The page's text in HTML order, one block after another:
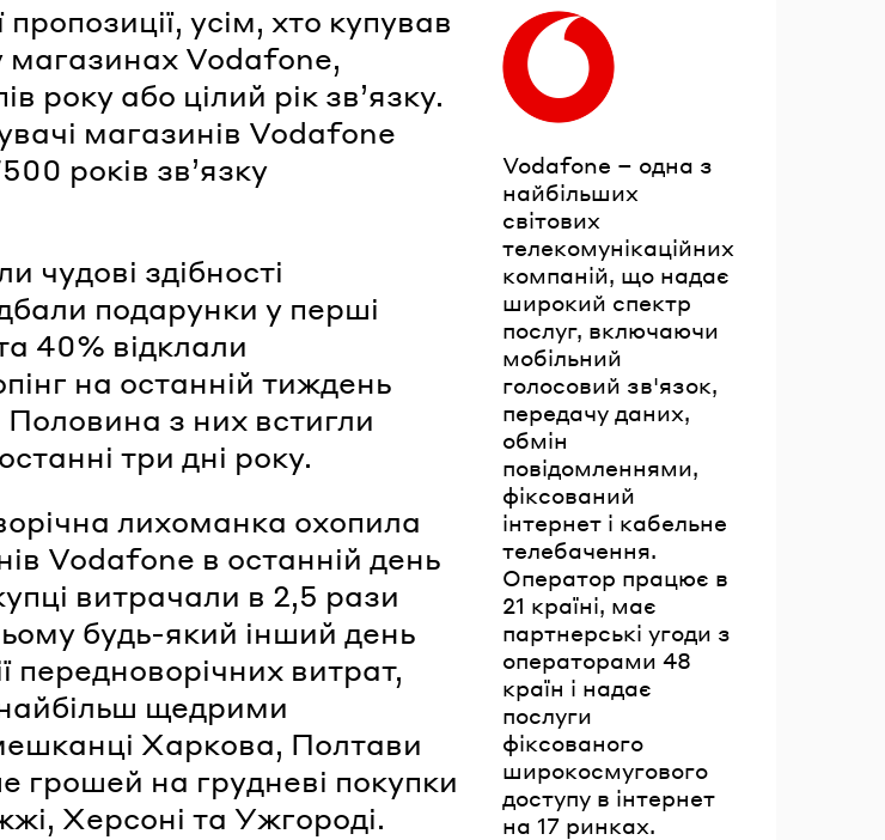
Vodafone – одна з
найбільших
світових
телекомунікаційних
компаній, що надає
широкий спектр
послуг, включаючи
мобільний
голосовий зв'язок,
передачу даних,
обмін
повідомленнями,
фіксований
інтернет і кабельне
телебачення.
Оператор працює в
21 країні, має
партнерські угоди з
операторами 48
країн і надає
послуги
фіксованого
широкосмугового
доступу в інтернет
на 17 ринках.
усім, хто купував
магазинах Vodafone,
року або цілий рік зв’язку.
магазинів Vodafone
років зв’язку
чудові здібності
подарунки у перші
40% відклали
на останній тиждень
з них встигли
три дні року.
лихоманка охопила
Vodafone в останній день
витрачали в 2,5 рази
будь-який інший день
передноворічних витрат,
щедрими
Харкова, Полтави
на грудневі покупки
Херсоні та Ужгороді.